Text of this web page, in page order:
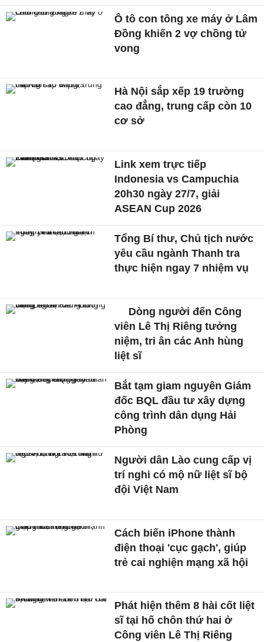
Ô tô con tông xe máy ở Lâm
Đồng khiến 2 vợ chồng tử
vong
Hà Nội sắp xếp 19 trường
cao đẳng, trung cấp còn 10
cơ sở
Link xem trực tiếp
Indonesia vs Campuchia
20h30 ngày 27/7, giải
ASEAN Cup 2026
Tổng Bí thư, Chủ tịch nước
yêu cầu ngành Thanh tra
thực hiện ngay 7 nhiệm vụ
Dòng người đến Công
viên Lê Thị Riêng tưởng
niệm, tri ân các Anh hùng
liệt sĩ
Bắt tạm giam nguyên Giám
đốc BQL đầu tư xây dựng
công trình dân dụng Hải
Phòng
Người dân Lào cung cấp vị
trí nghi có mộ nữ liệt sĩ bộ
đội Việt Nam
Cách biến iPhone thành
điện thoại 'cục gạch', giúp
trẻ cai nghiện mạng xã hội
Phát hiện thêm 8 hài cốt liệt
sĩ tại hố chôn thứ hai ở
Công viên Lê Thị Riêng